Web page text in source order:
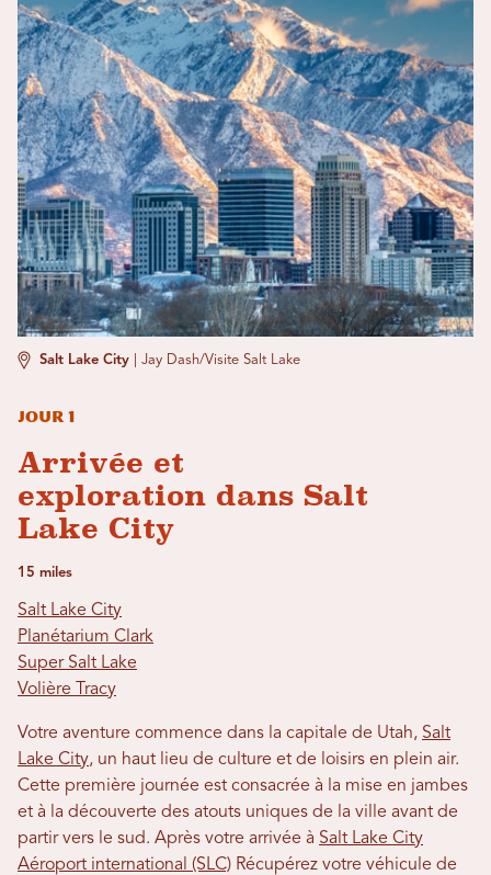
Salt Lake City Jay Dash/Visite Salt Lake
Jour 1
Arrivée et
exploration dans Salt
Lake City
15 miles
Salt Lake City
Planétarium Clark
Super Salt Lake
Volière Tracy
Votre aventure commence dans la capitale de Utah, Salt
Lake City, un haut lieu de culture et de loisirs en plein air.
Cette première journée est consacrée à la mise en jambes
et à la découverte des atouts uniques de la ville avant de
partir vers le sud. Après votre arrivée à Salt Lake City
Aéroport international (SLC) Récupérez votre véhicule de